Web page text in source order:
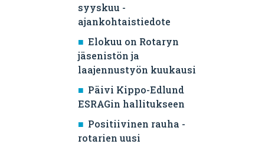
syyskuu -
ajankohtaistiedote
Elokuu on Rotaryn
jäsenistön ja
laajennustyön kuukausi
Päivi Kippo-Edlund
ESRAGin hallitukseen
Positiivinen rauha -
rotarien uusi